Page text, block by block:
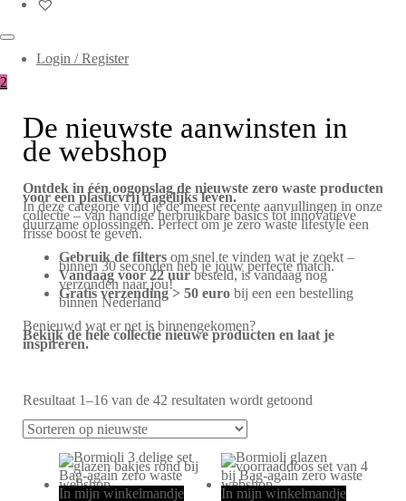
Login / Register
2
De nieuwste aanwinsten in
de webshop
Ontdek in één oogopslag de nieuwste zero waste producten
voor een plasticvrij dagelijks leven.
In deze categorie vind je de meest recente aanvullingen in onze
collectie – van handige herbruikbare basics tot innovatieve
duurzame oplossingen. Perfect om je zero waste lifestyle een
frisse boost te geven.
Gebruik de filters om snel te vinden wat je zoekt –
binnen 30 seconden heb je jouw perfecte match.
Vandaag voor 22 uurbesteld, is vandaag nog
verzonden naar jou!
Gratis verzending > 50 euro bij een een bestelling
binnen Nederland
Benieuwd wat er net is binnengekomen?
Bekijk de hele collectie nieuwe producten en laat je
inspireren.
Resultaat 1–16 van de 42 resultaten wordt getoond
In mijn winkelmandje In mijn winkelmandje